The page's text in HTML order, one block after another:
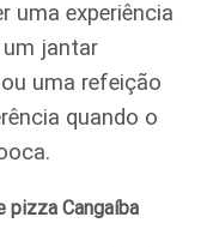
uma experiência
um jantar
uma refeição
quando o
pizza Cangaíba